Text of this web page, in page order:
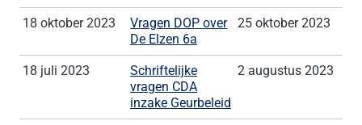
18 oktober 2023
Vragen DOP over
De Elzen 6a
25 oktober 2023
18 juli 2023
Schriftelijke
vragen CDA
inzake Geurbeleid
2 augustus 2023